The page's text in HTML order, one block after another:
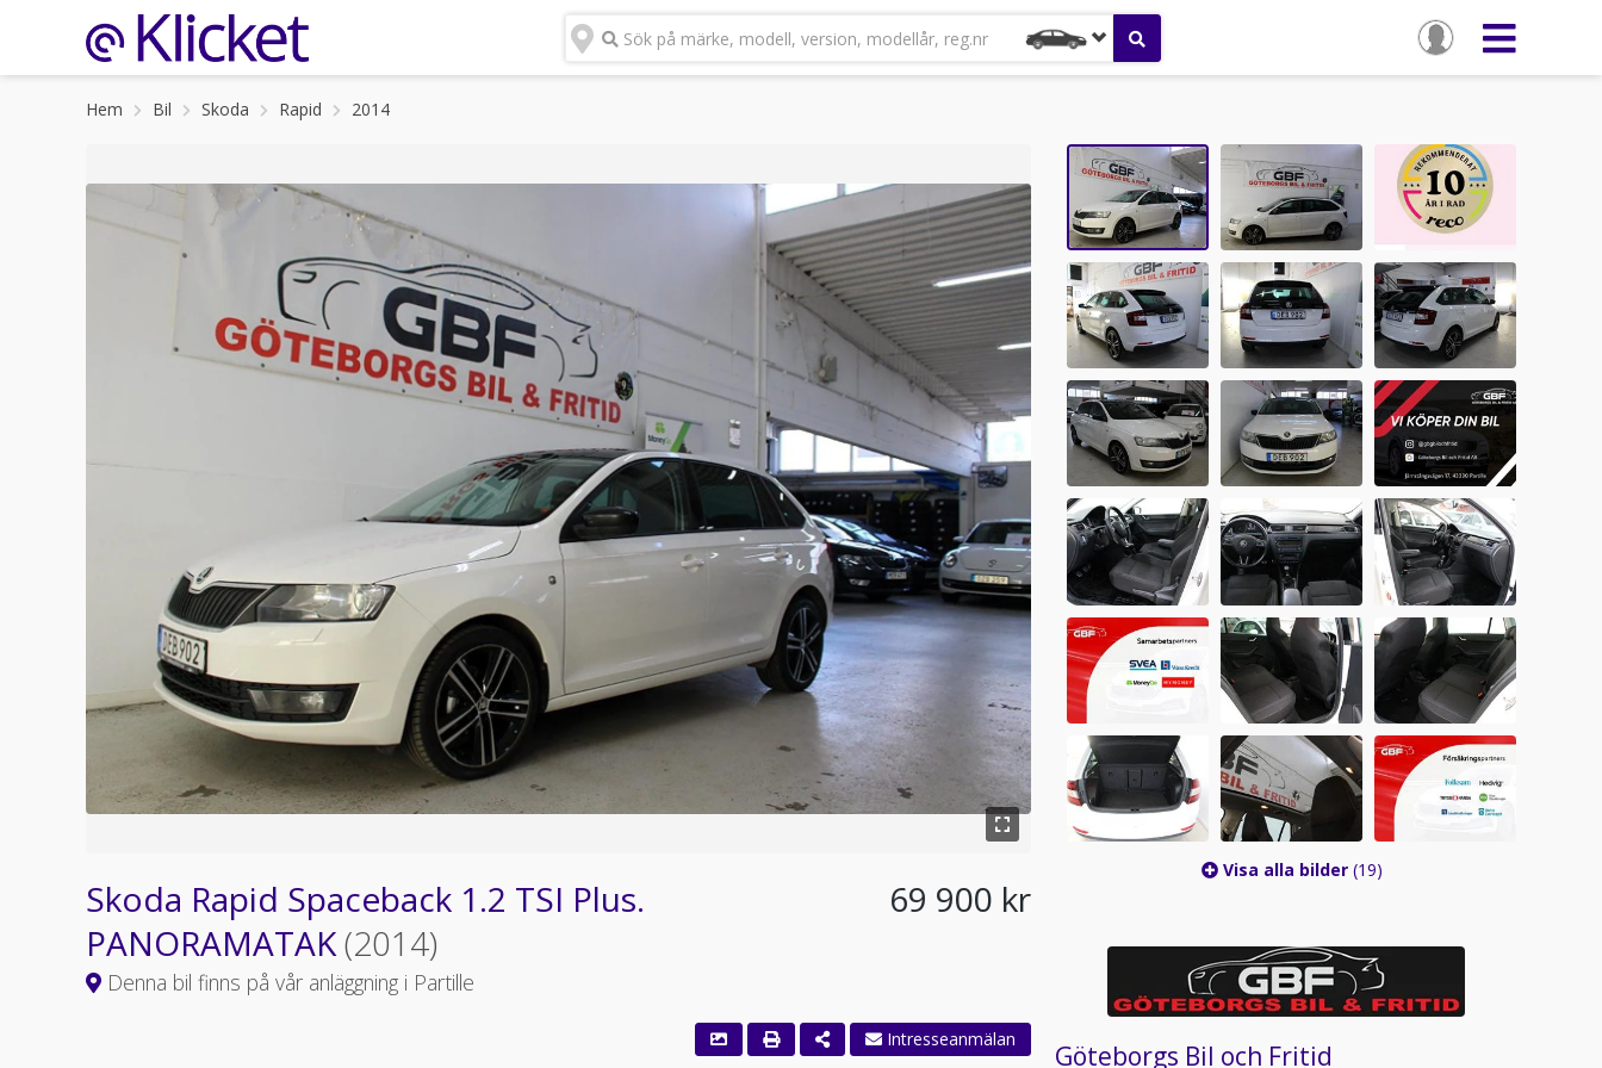
Sök på märke, modell, version, modellår, reg.nr
Hem Bil Skoda Rapid 2014
Skoda Rapid Spaceback 1.2 TSI Plus.
PANORAMATAK(2014)
Denna bil finns på vår anläggning i Partille
69 900 kr
Visa alla bilder (19)
Göteborgs Bil och Fritid